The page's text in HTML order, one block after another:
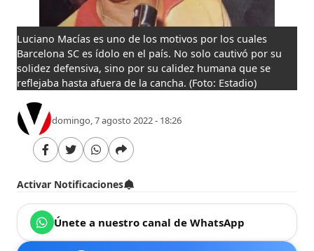
Luciano Macías es uno de los motivos por los cuales
Barcelona SC es ídolo en el país. No solo cautivó por su
solidez defensiva, sino por su calidez humana que se
reflejaba hasta afuera de la cancha. (Foto: Estadio)
domingo, 7 agosto 2022 - 18:26
Activar Notificaciones
Únete a nuestro canal de WhatsApp